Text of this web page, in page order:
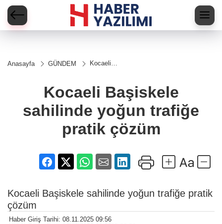
Anasayfa GÜNDEM
Kocaeli
yoğun
trafiğe
çözüm
Kocaeli Başiskele
sahilinde yoğun trafiğe
pratik çözüm
Kocaeli Başiskele sahilinde yoğun trafiğe pratik
çözüm
Haber Giriş Tarihi: 08.11.2025 09:56